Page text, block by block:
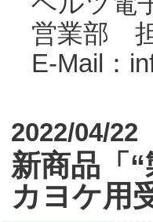
営業部
E-Mail：
2022/04/22
新商品「
カヨケ用